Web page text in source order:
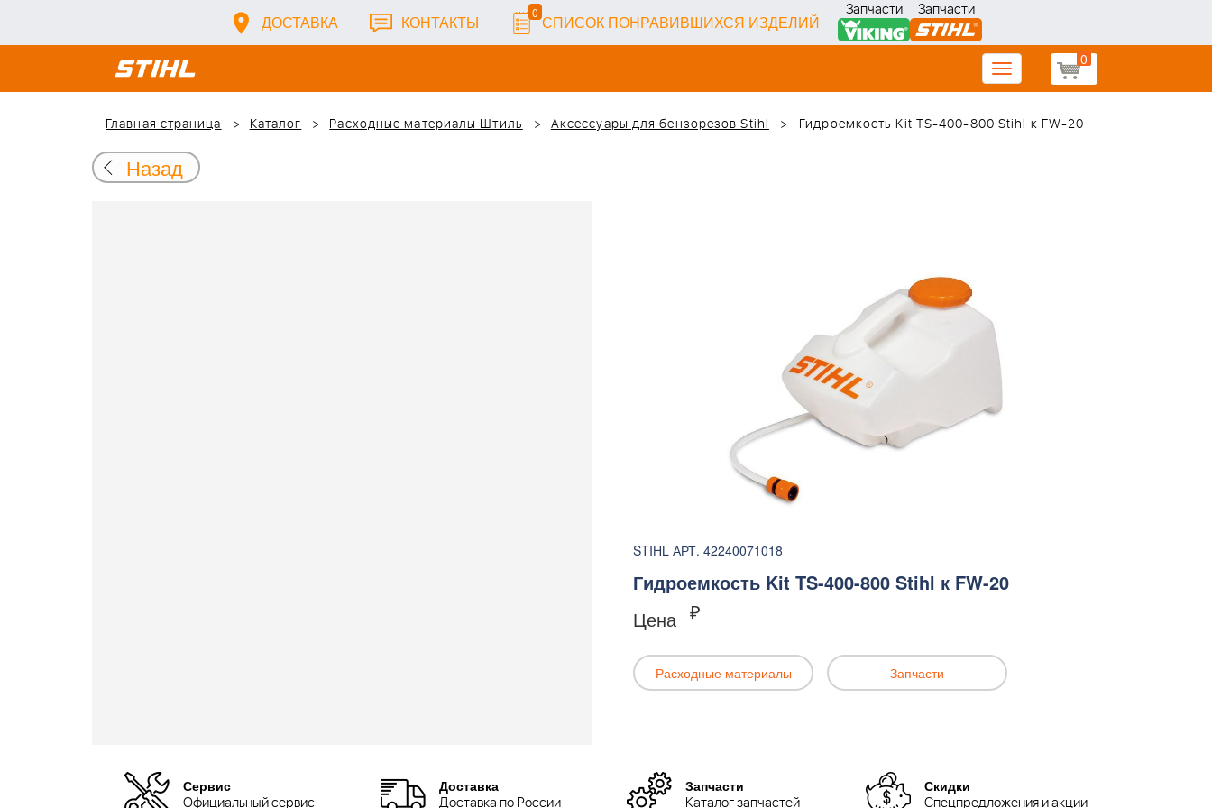
ДОСТАВКА КОНТАКТЫ 0 СПИСОК ПОНРАВИВШИХСЯ ИЗДЕЛИЙ
Запчасти Запчасти
0
Toggle
navigation
Главная страница
Каталог Расходные материалы Штиль Аксессуары для бензорезов Stihl Гидроемкость Kit TS-400-800 Stihl к FW-20
Назад
STIHL АРТ. 42240071018
Гидроемкость Kit TS-400-800 Stihl к FW-20
Цена ₽
Расходные материалы Запчасти
Сервис
Официальный сервис
Доставка
Доставка по России
Запчасти
Каталог запчастей
Скидки
Спецпредложения и акции